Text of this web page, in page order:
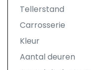
Tellerstand
Carrosserie
Kleur
Aantal deuren